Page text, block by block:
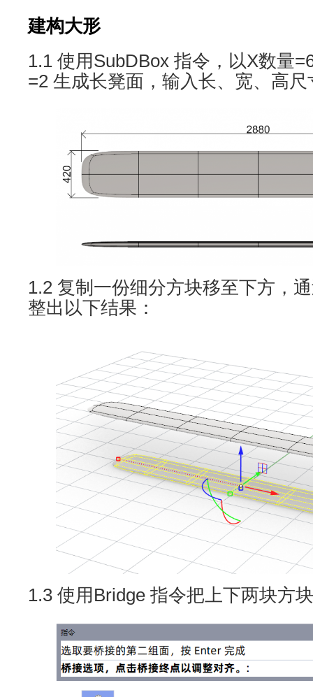
建构大形
1.1 使用SubDBox 指令，以X数量
=2 生成长凳面，输入长、宽、高
1.2 复制一份细分方块移至下方，
整出以下结果：
1.3 使用Bridge 指令把上下两块方